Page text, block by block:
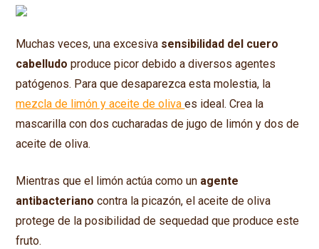
Muchas veces, una excesiva sensibilidad del cuero
cabelludo produce picor debido a diversos agentes
patógenos. Para que desaparezca esta molestia, la
mezcla de limón y aceite de olivaes ideal. Crea la
mascarilla con dos cucharadas de jugo de limón y dos de
aceite de oliva.
Mientras que el limón actúa como un agente
antibacteriano contra la picazón, el aceite de oliva
protege de la posibilidad de sequedad que produce este
fruto.